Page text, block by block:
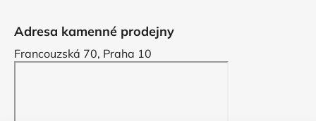
Adresa kamenné prodejny
Francouzská 70, Praha 10